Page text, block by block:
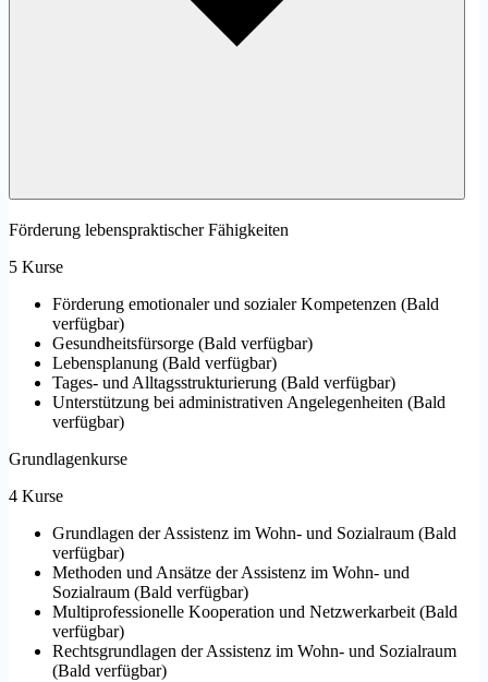
Förderung lebenspraktischer Fähigkeiten
5 Kurse
Förderung emotionaler und sozialer Kompetenzen (Bald
verfügbar)
Gesundheitsfürsorge (Bald verfügbar)
Lebensplanung (Bald verfügbar)
Tages- und Alltagsstrukturierung (Bald verfügbar)
Unterstützung bei administrativen Angelegenheiten (Bald
verfügbar)
Grundlagenkurse
4 Kurse
Grundlagen der Assistenz im Wohn- und Sozialraum (Bald
verfügbar)
Methoden und Ansätze der Assistenz im Wohn- und
Sozialraum (Bald verfügbar)
Multiprofessionelle Kooperation und Netzwerkarbeit (Bald
verfügbar)
Rechtsgrundlagen der Assistenz im Wohn- und Sozialraum
(Bald verfügbar)